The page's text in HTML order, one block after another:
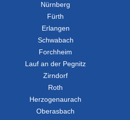
Nürnberg
Fürth
Erlangen
Schwabach
Forchheim
Lauf an der Pegnitz
Zirndorf
Roth
Herzogenaurach
Oberasbach